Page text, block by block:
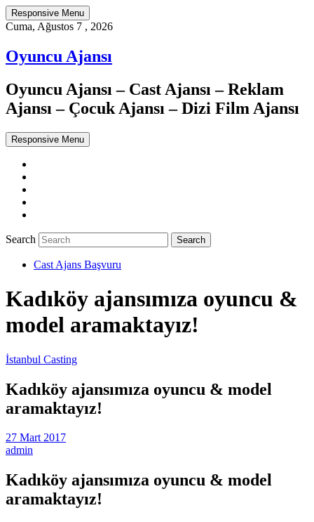
Responsive Menu
Cuma, Ağustos 7 , 2026
Oyuncu Ajansı
Oyuncu Ajansı – Cast Ajansı – Reklam
Ajansı – Çocuk Ajansı – Dizi Film Ajansı
Responsive Menu
Search
Cast Ajans Başvuru
Kadıköy ajansımıza oyuncu &
model aramaktayız!
İstanbul Casting
Kadıköy ajansımıza oyuncu & model
aramaktayız!
27 Mart 2017
admin
Kadıköy ajansımıza oyuncu & model
aramaktayız!